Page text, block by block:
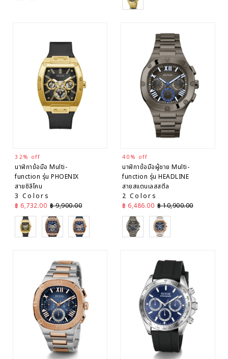
32% off
นาฬิกาข้อมือ Multi-
function รุ่น PHOENIX
สายซิลิโคน
3 Colors
ราคาลด
฿ 6,732.00 ราคาปกติ
฿ 9,900.00
Black Brown Blue
40% off
นาฬิกาข้อมือผู้ชาย Multi-
function รุ่น HEADLINE
สายสแตนเลสสตีล
2 Colors
ราคาลด
฿ 6,486.00 ราคาปกติ
฿ 10,900.00
Grey SIlver